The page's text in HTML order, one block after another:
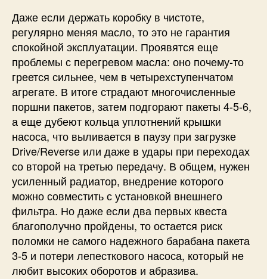
Даже если держать коробку в чистоте,
регулярно меняя масло, то это не гарантия
спокойной эксплуатации. Проявятся еще
проблемы с перегревом масла: оно почему-то
греется сильнее, чем в четырехступенчатом
агрегате. В итоге страдают многочисленные
поршни пакетов, затем подгорают пакеты 4-5-6,
а еще дубеют кольца уплотнений крышки
насоса, что выливается в паузу при загрузке
Drive/Reverse или даже в удары при переходах
со второй на третью передачу. В общем, нужен
усиленный радиатор, внедрение которого
можно совместить с установкой внешнего
фильтра. Но даже если два первых квеста
благополучно пройдены, то остается риск
поломки не самого надежного барабана пакета
3-5 и потери лепесткового насоса, который не
любит высоких оборотов и абразива.